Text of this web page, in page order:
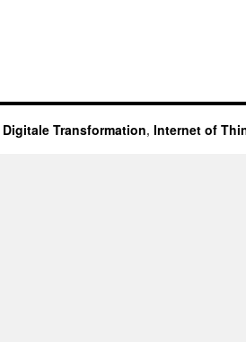
Digitale Transformation, Internet of